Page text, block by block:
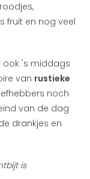
fruit en nog veel
ook 's middags
van rustieke
noch
van de dag
drankjes en
is